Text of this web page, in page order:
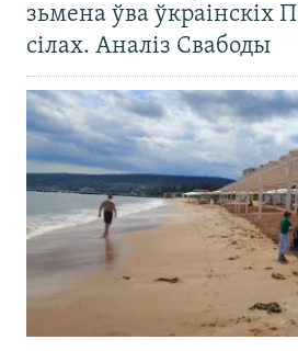
зьмена ўва ўкраінскіх
сілах. Аналіз Свабоды